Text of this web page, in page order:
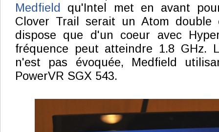
Medfield
qu'Intel met en avant
Clover Trail serait un Atom double
dispose que d'un coeur avec
fréquence peut atteindre 1.8 GHz.
n'est pas évoquée, Medfield
PowerVR SGX 543.